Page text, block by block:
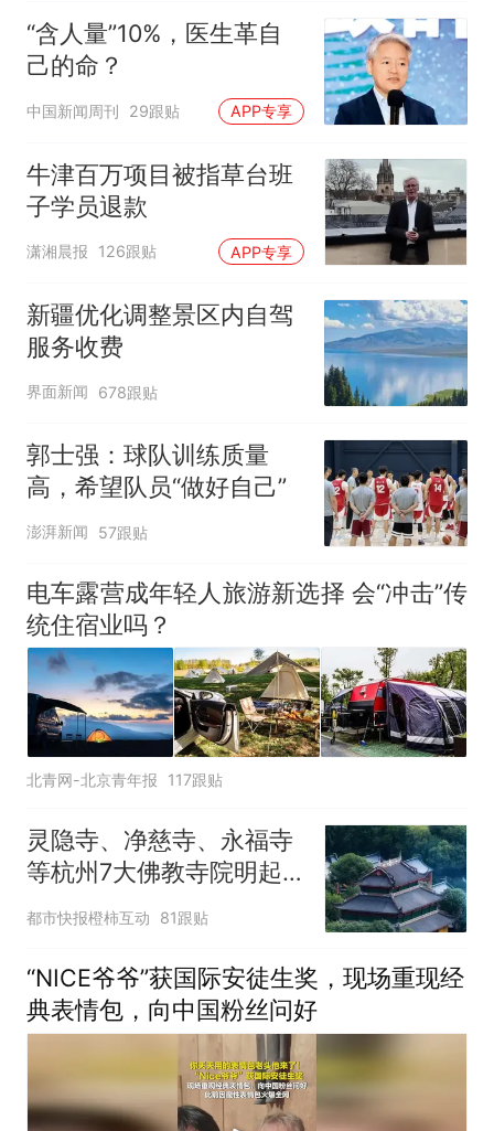
“含人量”10%，医生革自
己的命？
中国新闻周刊 29跟贴 APP专享
牛津百万项目被指草台班
子学员退款
潇湘晨报 126跟贴 APP专享
新疆优化调整景区内自驾
服务收费
界面新闻 678跟贴
郭士强：球队训练质量
高，希望队员“做好自己”
澎湃新闻 57跟贴
电车露营成年轻人旅游新选择 会“冲击”传
统住宿业吗？
北青网-北京青年报 117跟贴
灵隐寺、净慈寺、永福寺
等杭州7大佛教寺院明起
临时关闭，别跑空了
都市快报橙柿互动 81跟贴
“NICE爷爷”获国际安徒生奖，现场重现经
典表情包，向中国粉丝问好